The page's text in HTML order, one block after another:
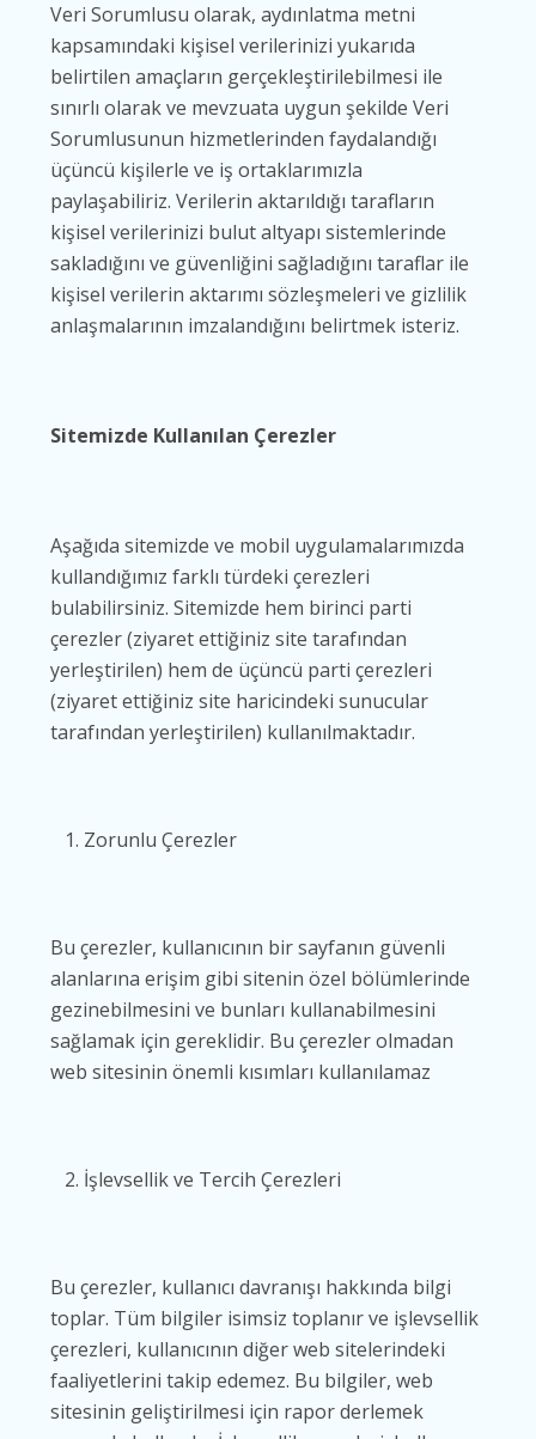
Veri Sorumlusu olarak, aydınlatma metni
kapsamındaki kişisel verilerinizi yukarıda
belirtilen amaçların gerçekleştirilebilmesi ile
sınırlı olarak ve mevzuata uygun şekilde Veri
Sorumlusunun hizmetlerinden faydalandığı
üçüncü kişilerle ve iş ortaklarımızla
paylaşabiliriz. Verilerin aktarıldığı tarafların
kişisel verilerinizi bulut altyapı sistemlerinde
sakladığını ve güvenliğini sağladığını taraflar ile
kişisel verilerin aktarımı sözleşmeleri ve gizlilik
anlaşmalarının imzalandığını belirtmek isteriz.
Sitemizde Kullanılan Çerezler
Aşağıda sitemizde ve mobil uygulamalarımızda
kullandığımız farklı türdeki çerezleri
bulabilirsiniz. Sitemizde hem birinci parti
çerezler (ziyaret ettiğiniz site tarafından
yerleştirilen) hem de üçüncü parti çerezleri
(ziyaret ettiğiniz site haricindeki sunucular
tarafından yerleştirilen) kullanılmaktadır.
Zorunlu Çerezler
Bu çerezler, kullanıcının bir sayfanın güvenli
alanlarına erişim gibi sitenin özel bölümlerinde
gezinebilmesini ve bunları kullanabilmesini
sağlamak için gereklidir. Bu çerezler olmadan
web sitesinin önemli kısımları kullanılamaz
İşlevsellik ve Tercih Çerezleri
Bu çerezler, kullanıcı davranışı hakkında bilgi
toplar. Tüm bilgiler isimsiz toplanır ve işlevsellik
çerezleri, kullanıcının diğer web sitelerindeki
faaliyetlerini takip edemez. Bu bilgiler, web
sitesinin geliştirilmesi için rapor derlemek